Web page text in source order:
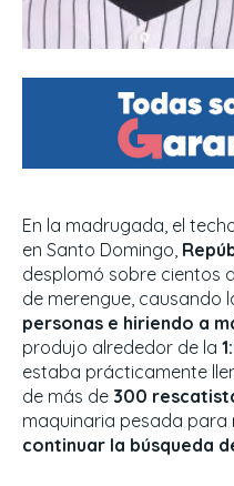
En la madrugada, el
en Santo Domingo,
desplomó sobre cientos
de merengue, causando
personas e hiriendo a
produjo alrededor de la
estaba prácticamente
de más de 300
maquinaria pesada para
continuar la búsqueda